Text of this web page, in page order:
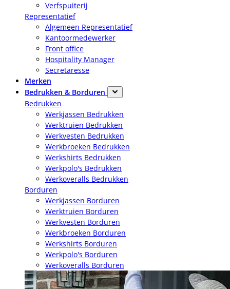
Verfspuiterij
Representatief
Algemeen Representatief
Kantoormedewerker
Front office
Hospitality Manager
Secretaresse
Merken
Bedrukken & Borduren
Bedrukken
Werkjassen Bedrukken
Werktruien Bedrukken
Werkvesten Bedrukken
Werkbroeken Bedrukken
Werkshirts Bedrukken
Werkpolo's Bedrukken
Werkoveralls Bedrukken
Borduren
Werkjassen Borduren
Werktruien Borduren
Werkvesten Borduren
Werkbroeken Borduren
Werkshirts Borduren
Werkpolo's Borduren
Werkoveralls Borduren